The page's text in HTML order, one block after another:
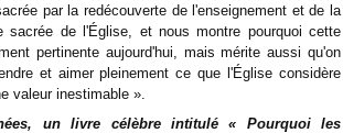
par la redécouverte de l'enseignement et de la
sacrée de l'Église, et nous montre pourquoi cette
pertinente aujourd'hui, mais mérite aussi qu'on
et aimer pleinement ce que l'Église considère
valeur inestimable ».
un livre célèbre intitulé « Pourquoi les